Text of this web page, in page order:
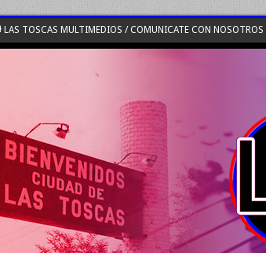
LAS TOSCAS MULTIMEDIOS / COMUNICATE CON NOSOTROS